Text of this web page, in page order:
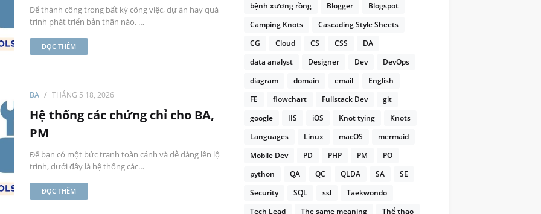
Để thành công trong bất kỳ công việc, dự án hay quá
trình phát triển bản thân nào, …
ĐỌC THÊM
BA THÁNG 5 18, 2026
Hệ thống các chứng chỉ cho BA,
PM
Để bạn có một bức tranh toàn cảnh và dễ dàng lên lộ
trình, dưới đây là hệ thống các…
ĐỌC THÊM
bệnh xương rồng
Blogger
Blogspot
Camping Knots
Cascading Style Sheets
CG
Cloud CS CSS
DA
data analyst
Designer Dev
DevOps
diagram
domain email
English
FE
flowchart Fullstack Dev
git
google
IIS iOS Knot tying
Knots
Languages
Linux macOS
mermaid
Mobile Dev
PD PHP PM
PO
python
QA QC QLDA SA
SE
Security
SQL ssl
Taekwondo
Tech Lead
The same meaning
Thể thao